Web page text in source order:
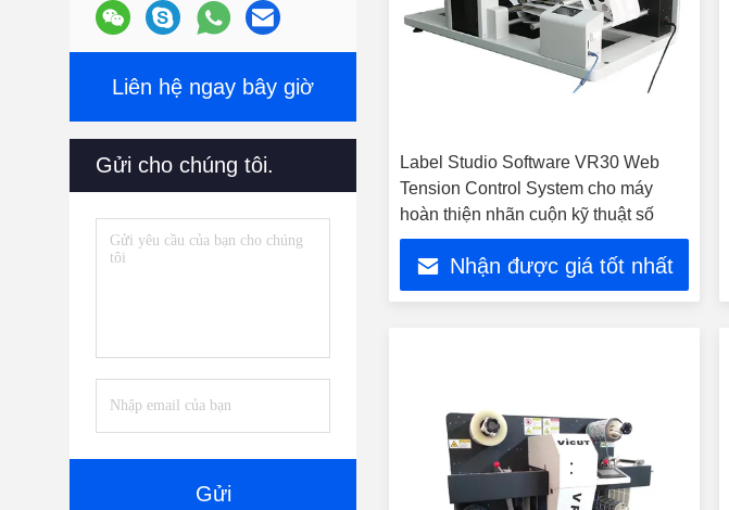
Liên hệ ngay bây giờ
Gửi cho chúng tôi.
Gửi
Label Studio Software VR30 Web
Tension Control System cho máy
hoàn thiện nhãn cuộn kỹ thuật số
Nhận được giá tốt nhất